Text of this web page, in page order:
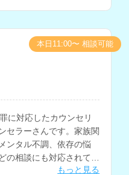
に対応したカウンセリ
セラーさんです。家族関
ンタル不調、依存の悩
の相談にも対応されてい
もっと見る
本日11:00〜 相談可能